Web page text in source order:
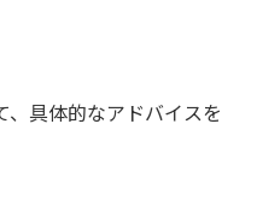
具体的なアドバイスを